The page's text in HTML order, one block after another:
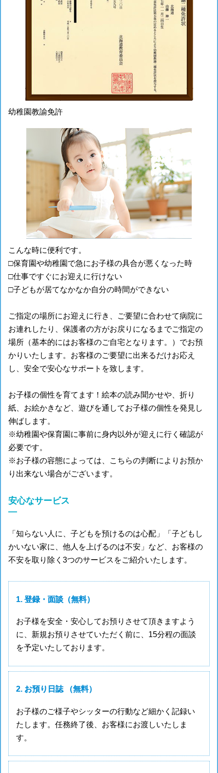
幼稚園教諭免許
こんな時に便利です。
□保育園や幼稚園で急にお子様の具合が悪くなった時
□仕事ですぐにお迎えに行けない
□子どもが居てなかなか自分の時間ができない
ご指定の場所にお迎えに行き、ご要望に合わせて病院に
お連れしたり、保護者の方がお戻りになるまでご指定の
場所（基本的にはお客様のご自宅となります。）でお預
かりいたします。お客様のご要望に出来るだけお応え
し、安全で安心なサポートを致します。
お子様の個性を育てます！絵本の読み聞かせや、折り
紙、お絵かきなど、遊びを通してお子様の個性を発見し
伸ばします。
※幼稚園や保育園に事前に身内以外が迎えに行く確認が
必要です。
※お子様の容態によっては、こちらの判断によりお預か
り出来ない場合がございます。
安心なサービス
―
「知らない人に、子どもを預けるのは心配」「子どもし
かいない家に、他人を上げるのは不安」など、お客様の
不安を取り除く3つのサービスをご紹介いたします。
1. 登録・面談（無料）
お子様を安全・安心してお預りさせて頂きますよう
に、新規お預りさせていただく前に、15分程の面談
を予定いたしております。
2. お預り日誌 （無料）
お子様のご様子やシッターの行動など細かく記録い
たします。任務終了後、お客様にお渡しいたしま
す。